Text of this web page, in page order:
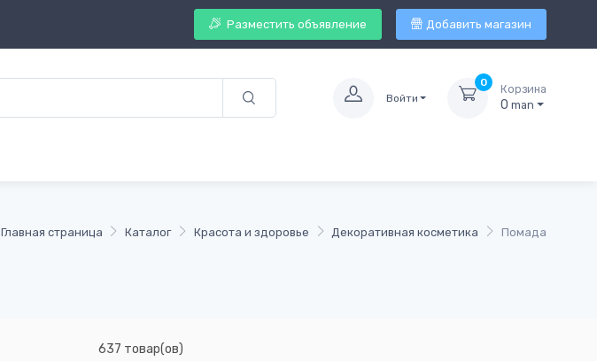
Разместить объявление Добавить магазин
Войти
0
Корзина
0 man
Главная страница Каталог Красота и здоровье Декоративная косметика Помада
637 товар(ов)